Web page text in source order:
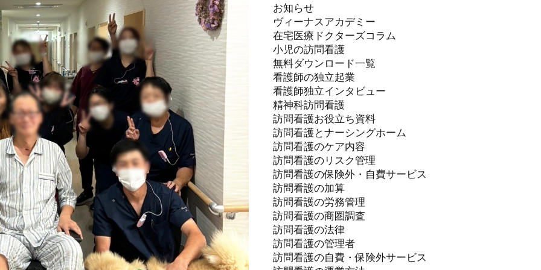
お知らせ
ヴィーナスアカデミー
在宅医療ドクターズコラム
小児の訪問看護
無料ダウンロード一覧
看護師の独立起業
看護師独立インタビュー
精神科訪問看護
訪問看護お役立ち資料
訪問看護とナーシングホーム
訪問看護のケア内容
訪問看護のリスク管理
訪問看護の保険外・自費サービス
訪問看護の加算
訪問看護の労務管理
訪問看護の商圏調査
訪問看護の法律
訪問看護の管理者
訪問看護の自費・保険外サービス